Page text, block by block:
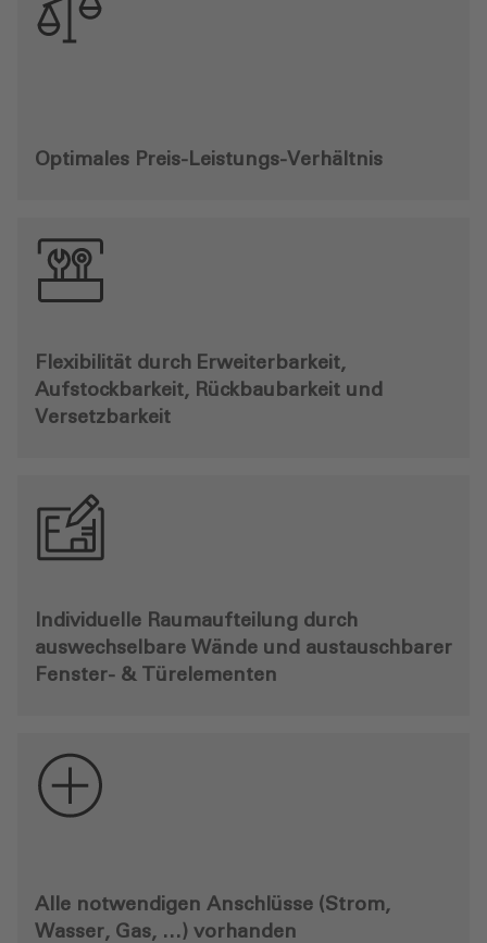
Optimales Preis-Leistungs-Verhältnis
Flexibilität durch Erweiterbarkeit,
Aufstockbarkeit, Rückbaubarkeit und
Versetzbarkeit
Individuelle Raumaufteilung durch
auswechselbare Wände und austauschbarer
Fenster- & Türelementen
Alle notwendigen Anschlüsse (Strom,
Wasser, Gas, …) vorhanden